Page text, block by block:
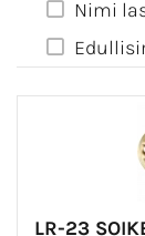
Nimi
LR-23